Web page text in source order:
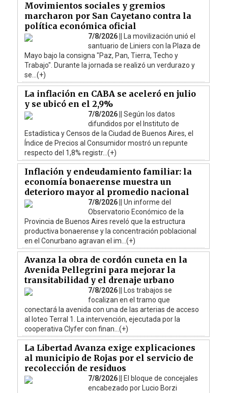
Movimientos sociales y gremios
marcharon por San Cayetano contra la
política económica oficial
7/8/2026 ||
La movilización unió el
santuario de Liniers con la Plaza de
Mayo bajo la consigna "Paz, Pan, Tierra, Techo y
Trabajo". Durante la jornada se realizó un verdurazo y
se...(+)
La inflación en CABA se aceleró en julio
y se ubicó en el 2,9%
7/8/2026 || Según los datos
difundidos por el Instituto de
Estadística y Censos de la Ciudad de Buenos Aires, el
Índice de Precios al Consumidor mostró un repunte
respecto del 1,8% registr...(+)
Inflación y endeudamiento familiar: la
economía bonaerense muestra un
deterioro mayor al promedio nacional
7/8/2026 || Un informe del
Observatorio Económico de la
Provincia de Buenos Aires reveló que la estructura
productiva bonaerense y la concentración poblacional
en el Conurbano agravan el im...(+)
Avanza la obra de cordón cuneta en la
Avenida Pellegrini para mejorar la
transitabilidad y el drenaje urbano
7/8/2026 ||
Los trabajos se
focalizan en el tramo que
conectará la avenida con una de las arterias de acceso
al loteo Terral 1. La intervención, ejecutada por la
cooperativa Clyfer con finan...(+)
La Libertad Avanza exige explicaciones
al municipio de Rojas por el servicio de
recolección de residuos
7/8/2026 ||
El bloque de concejales
encabezado por Lucio Borzi